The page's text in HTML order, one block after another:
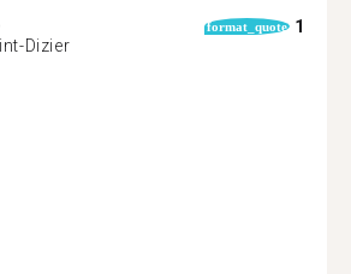
Dizier
format_quote 1